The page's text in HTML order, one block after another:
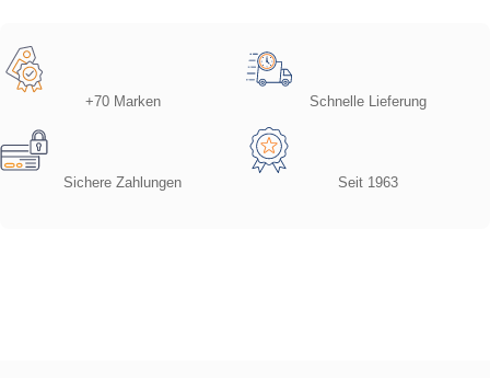
+70 Marken Schnelle Lieferung
Sichere Zahlungen Seit 1963